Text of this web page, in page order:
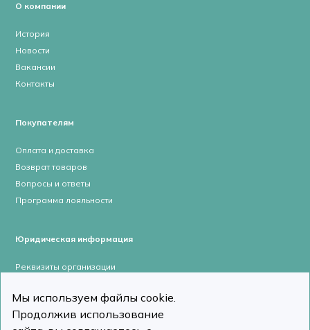
О компании
История
Новости
Вакансии
Контакты
Покупателям
Оплата и доставка
Возврат товаров
Вопросы и ответы
Программа лояльности
Юридическая информация
Реквизиты организации
Пользовательское соглашение
Политика конфиденциальности
Мы используем файлы cookie.
Продолжив использование